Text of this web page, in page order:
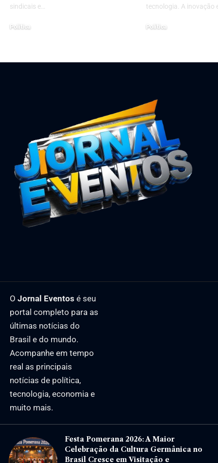
sindicais e…
Política
tecnologia. A inovação
Política
O Jornal Eventos é seu
portal completo para as
últimas notícias do
Brasil e do mundo.
Acompanhe em tempo
real as principais
notícias de política,
tecnologia, economia e
muito mais.
Festa Pomerana 2026: A Maior
Celebração da Cultura Germânica no
Brasil Cresce em Visitação e